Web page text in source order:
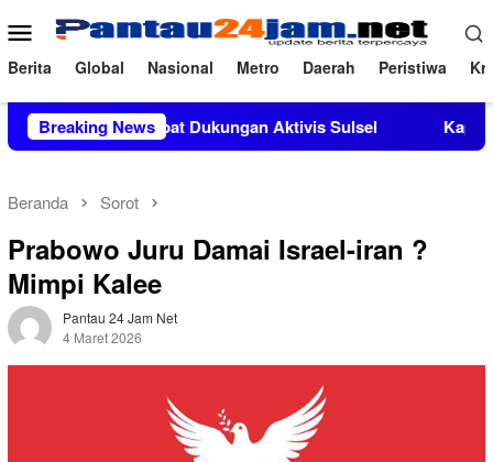
ke
konten
Menu
Mobile
Berita Global Nasional Metro Daerah Peristiwa
Breaking News
Mendapat Dukungan Aktivis Sulsel Kapolres
Beranda Sorot
Prabowo Juru Damai Israel-iran ?
Mimpi Kalee
Pantau 24 Jam Net
4 Maret 2026